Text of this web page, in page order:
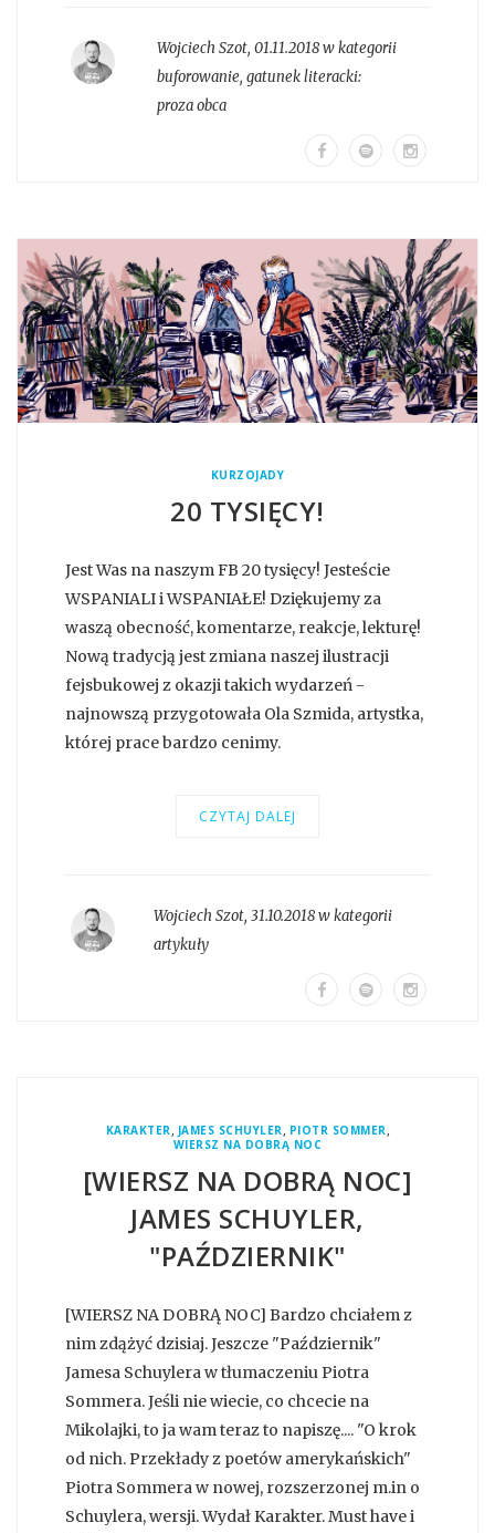
Wojciech Szot, 01.11.2018 w kategorii
buforowanie, gatunek literacki:
proza obca
KURZOJADY
20 TYSIĘCY!
Jest Was na naszym FB 20 tysięcy! Jesteście
WSPANIALI i WSPANIAŁE! Dziękujemy za
waszą obecność, komentarze, reakcje, lekturę!
Nową tradycją jest zmiana naszej ilustracji
fejsbukowej z okazji takich wydarzeń -
najnowszą przygotowała Ola Szmida, artystka,
której prace bardzo cenimy.
CZYTAJ DALEJ
Wojciech Szot, 31.10.2018 w kategorii
artykuły
KARAKTER, JAMES SCHUYLER, PIOTR SOMMER,
WIERSZ NA DOBRĄ NOC
[WIERSZ NA DOBRĄ NOC]
JAMES SCHUYLER,
"PAŹDZIERNIK"
[WIERSZ NA DOBRĄ NOC] Bardzo chciałem z
nim zdążyć dzisiaj. Jeszcze "Październik"
Jamesa Schuylera w tłumaczeniu Piotra
Sommera. Jeśli nie wiecie, co chcecie na
Mikolajki, to ja wam teraz to napiszę.... "O krok
od nich. Przekłady z poetów amerykańskich"
Piotra Sommera w nowej, rozszerzonej m.in o
Schuylera, wersji. Wydał Karakter. Must have i